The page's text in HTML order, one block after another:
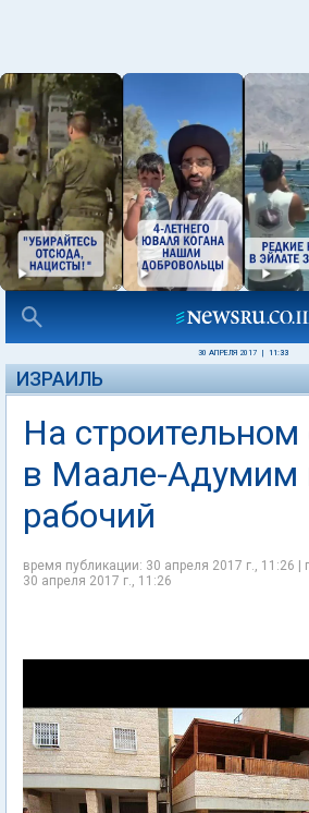
30 АПРЕЛЯ 2017 11:33
ИЗРАИЛЬ
На строительном
в Маале-Адумим
рабочий
время публикации: 30 апреля 2017 г., 11:26
30 апреля 2017 г., 11:26